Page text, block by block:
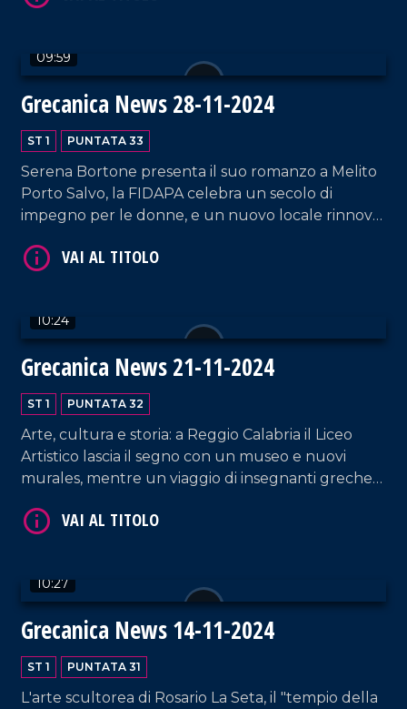
09:59
Grecanica News 28-11-2024
ST 1 PUNTATA 33
Serena Bortone presenta il suo romanzo a Melito
Porto Salvo, la FIDAPA celebra un secolo di
impegno per le donne, e un nuovo locale rinnova
10:24
Grecanica News 21-11-2024
ST 1 PUNTATA 32
Arte, cultura e storia: a Reggio Calabria il Liceo
Artistico lascia il segno con un museo e nuovi
murales, mentre un viaggio di insegnanti greche
comunità grecaniche nel Risorgimento calabrese.
10:27
Grecanica News 14-11-2024
ST 1 PUNTATA 31
L'arte scultorea di Rosario La Seta, il "tempio della
VAI AL TITOLO
VAI AL TITOLO
VAI AL TITOLO